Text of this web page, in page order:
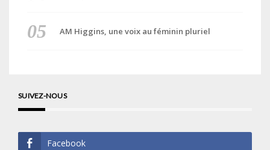
AM Higgins, une voix au féminin pluriel
SUIVEZ-NOUS
Facebook